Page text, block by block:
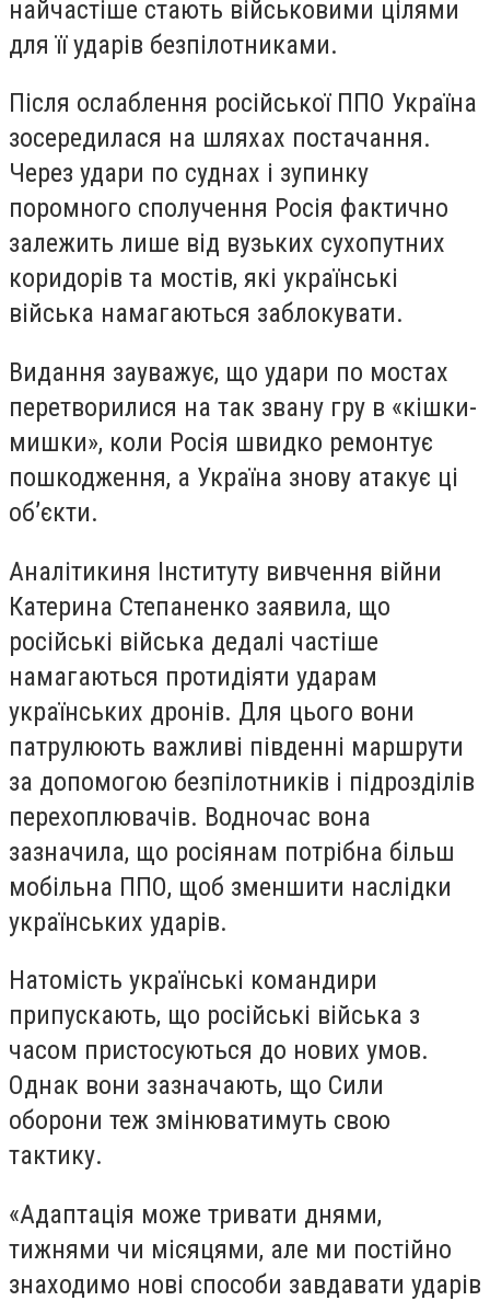
найчастіше стають військовими цілями
для її ударів безпілотниками.
Після ослаблення російської ППО Україна
зосередилася на шляхах постачання.
Через удари по суднах і зупинку
поромного сполучення Росія фактично
залежить лише від вузьких сухопутних
коридорів та мостів, які українські
війська намагаються заблокувати.
Видання зауважує, що удари по мостах
перетворилися на так звану гру в «кішки-
мишки», коли Росія швидко ремонтує
пошкодження, а Україна знову атакує ці
об’єкти.
Аналітикиня Інституту вивчення війни
Катерина Степаненко заявила, що
російські війська дедалі частіше
намагаються протидіяти ударам
українських дронів. Для цього вони
патрулюють важливі південні маршрути
за допомогою безпілотників і підрозділів
перехоплювачів. Водночас вона
зазначила, що росіянам потрібна більш
мобільна ППО, щоб зменшити наслідки
українських ударів.
Натомість українські командири
припускають, що російські війська з
часом пристосуються до нових умов.
Однак вони зазначають, що Сили
оборони теж змінюватимуть свою
тактику.
«Адаптація може тривати днями,
тижнями чи місяцями, але ми постійно
знаходимо нові способи завдавати ударів